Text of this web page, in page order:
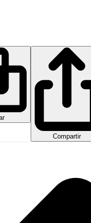
Compartir